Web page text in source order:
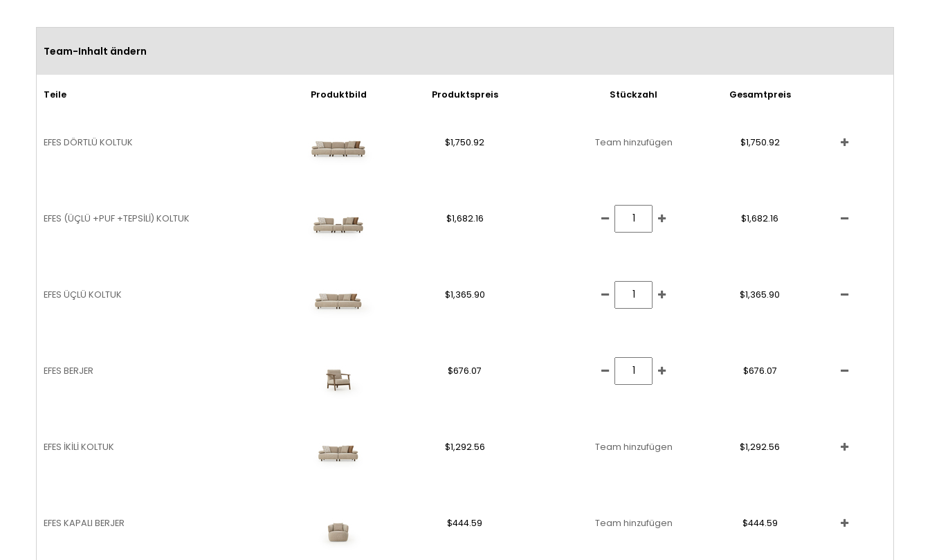
Team-Inhalt ändern
Teile Produktbild Produktspreis Stückzahl Gesamtpreis
EFES DÖRTLÜ KOLTUK $1,750.92 Team hinzufügen $1,750.92
EFES (ÜÇLÜ +PUF +TEPSİLİ) KOLTUK $1,682.16 $1,682.16
EFES ÜÇLÜ KOLTUK $1,365.90 $1,365.90
EFES BERJER $676.07 $676.07
EFES İKİLİ KOLTUK $1,292.56 Team hinzufügen $1,292.56
EFES KAPALI BERJER $444.59 Team hinzufügen $444.59